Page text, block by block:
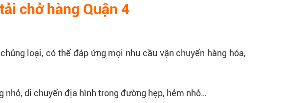
chở hàng Quận 4
loại, có thể đáp ứng mọi nhu cầu vận chuyển hàng hóa,
di chuyển địa hình trong đường hẹp, hẻm nhỏ…